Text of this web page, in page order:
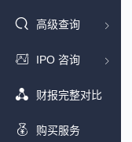
高级查询
IPO 咨询
财报完整对比
购买服务